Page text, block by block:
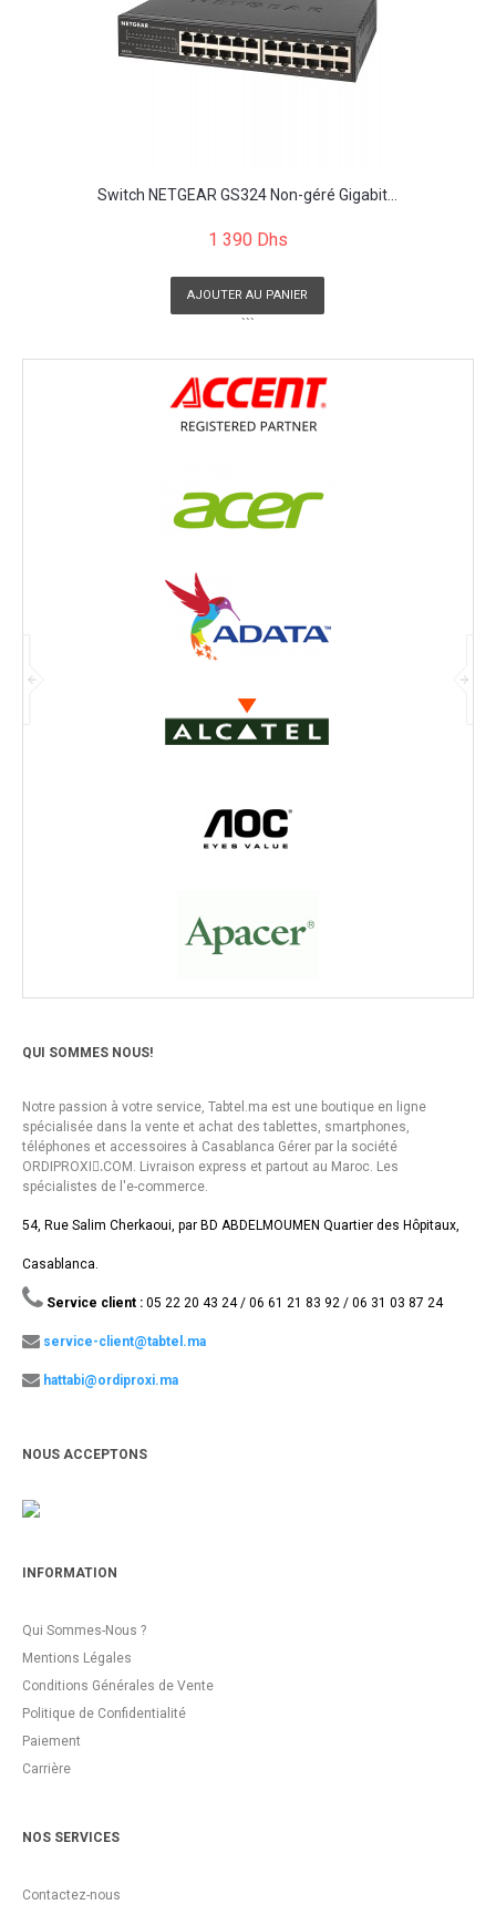
Switch NETGEAR GS324 Non-géré Gigabit...
1 390 Dhs
AJOUTER AU PANIER
```
QUI SOMMES NOUS!
Notre passion à votre service, Tabtel.ma est une boutique en ligne
spécialisée dans la vente et achat des tablettes, smartphones,
téléphones et accessoires à Casablanca Gérer par la société
ORDIPROXI.ِCOM. Livraison express et partout au Maroc. Les
spécialistes de l'e-commerce.
54, Rue Salim Cherkaoui, par BD ABDELMOUMEN Quartier des Hôpitaux,
Casablanca.
Service client : 05 22 20 43 24 / 06 61 21 83 92 / 06 31 03 87 24
service-client@tabtel.ma
hattabi@ordiproxi.ma
NOUS ACCEPTONS
INFORMATION
Qui Sommes-Nous ?
Mentions Légales
Conditions Générales de Vente
Politique de Confidentialité
Paiement
Carrière
NOS SERVICES
Contactez-nous